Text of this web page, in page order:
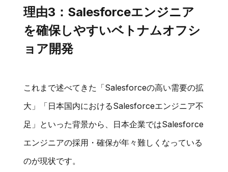
理由3：Salesforceエンジニア
を確保しやすいベトナムオフシ
ョア開発
これまで述べてきた「Salesforceの高い需要の拡
大」「日本国内におけるSalesforceエンジニア不
足」といった背景から、日本企業ではSalesforce
エンジニアの採用・確保が年々難しくなっている
のが現状です。